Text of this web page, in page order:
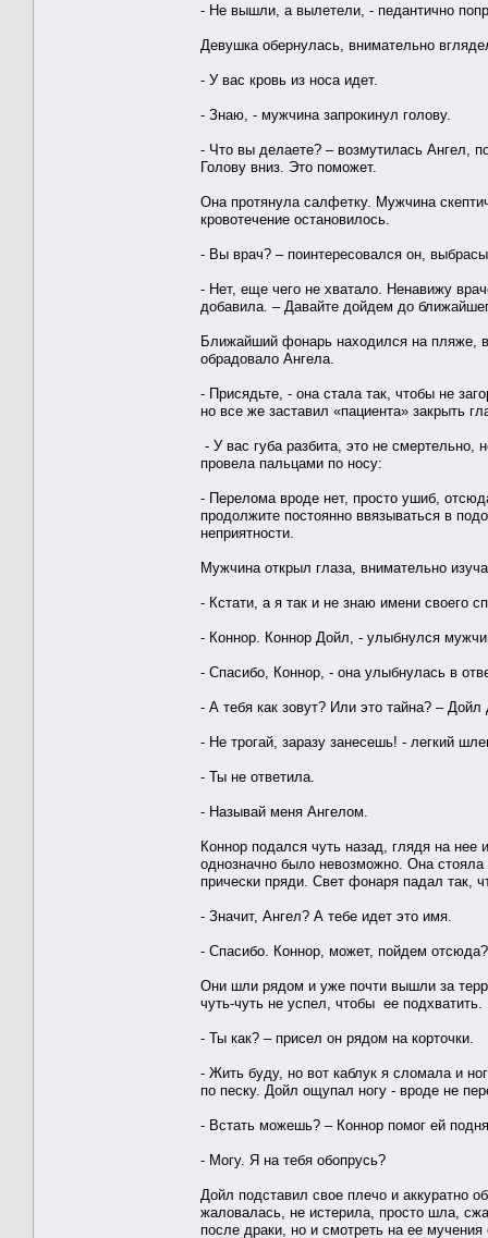
- Не вышли, а вылетели, - педантично
Девушка обернулась, внимательно
- У вас кровь из носа идет.
- Знаю, - мужчина запрокинул голову.
- Что вы делаете? – возмутилась Ангел,
Голову вниз. Это поможет.
Она протянула салфетку. Мужчина
кровотечение остановилось.
- Вы врач? – поинтересовался он,
- Нет, еще чего не хватало. Ненавижу
добавила. – Давайте дойдем до
Ближайший фонарь находился на пляже,
обрадовало Ангела.
- Присядьте, - она стала так, чтобы не
но все же заставил «пациента» закрыть
- У вас губа разбита, это не
провела пальцами по носу:
- Перелома вроде нет, просто ушиб,
продолжите постоянно ввязываться в
неприятности.
Мужчина открыл глаза, внимательно
- Кстати, а я так и не знаю имени своего
- Коннор. Коннор Дойл, - улыбнулся
- Спасибо, Коннор, - она улыбнулась в
- А тебя как зовут? Или это тайна? –
- Не трогай, заразу занесешь! - легкий
- Ты не ответила.
- Называй меня Ангелом.
Коннор подался чуть назад, глядя на нее
однозначно было невозможно. Она
прически пряди. Свет фонаря падал так,
- Значит, Ангел? А тебе идет это имя.
- Спасибо. Коннор, может, пойдем
Они шли рядом и уже почти вышли за
чуть-чуть не успел, чтобы ее подхватить.
- Ты как? – присел он рядом на корточки.
- Жить буду, но вот каблук я сломала и
по песку. Дойл ощупал ногу - вроде не
- Встать можешь? – Коннор помог ей
- Могу. Я на тебя обопрусь?
Дойл подставил свое плечо и аккуратно
жаловалась, не истерила, просто шла,
после драки, но и смотреть на ее